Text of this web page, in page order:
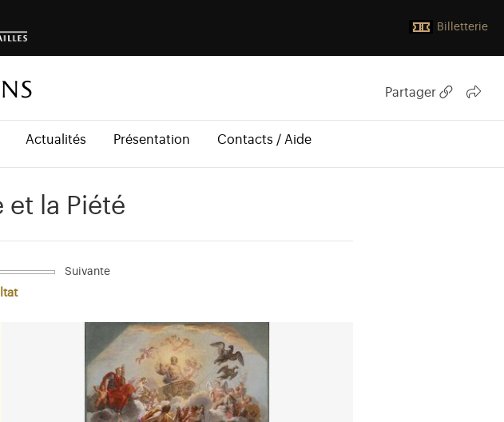
Billetterie
Partager
Actualités Présentation Contacts / Aide
et la Piété
Suivante